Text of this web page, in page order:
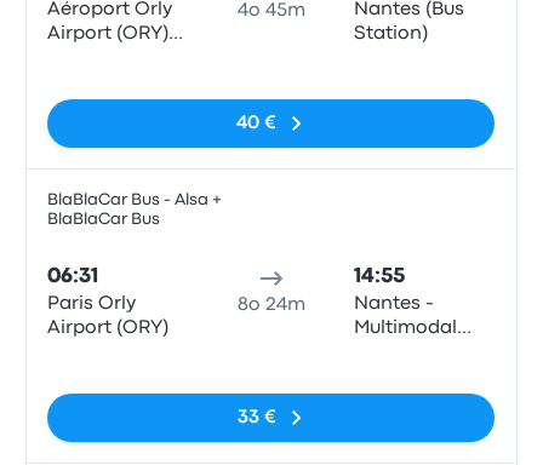
Aéroport Orly
Airport (ORY)
4o 45m
Nantes (Bus
Station)
40 €
BlaBlaCar Bus - Alsa +
BlaBlaCar Bus
06:31
Paris Orly
Airport (ORY)
8o 24m
14:55
Nantes -
Multimodal
33 €